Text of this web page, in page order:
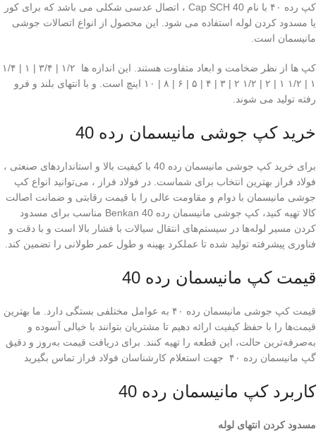
کپ رده ۴۰ با نام Cap SCH 40 ، اتصال عدسی شکلی می باشد که برای کور
یا مسدود کردن لوله استفاده می شود. این محصول از انواع اتصالات جوشی
مانیسمان است.
کپ ها از نظر ضخامت و ابعاد متفاوت هستند. این اندازه ها ۱/۲ | ۳/۴ | ۱ | ۱/۴
۱ | ۱/۲ ۱ | ۲ | ۱/۲ ۲ | ۳ | ۴ | ۵ | ۶ | ۸ | ۱۰ اینچ است. و با انتهای بلند و فرو
رفته تولید می شوند.
خرید کپ جوشی مانیسمان رده 40
برای خرید کپ جوشی مانیسمان رده 40 با کیفیت بالا و استانداردهای صنعتی ،
فولاد فراز بهترین انتخاب برای شماست. در فولاد فراز ، می‌توانید انواع کپ
جوشی مانیسمان با دوام و مقاومت عالی را با قیمت رقابتی و ضمانت اصالت
کالا تهیه کنید، کپ جوشی مانیسمان رده 40 Benkan مناسب برای مسدود
کردن مسیر لوله‌ها در سیستم‌های انتقال سیالات با فشار بالا است و با دقت و
فناوری پیشرفته تولید شده تا عملکرد بهینه و طول عمر طولانی را تضمین کند.
قیمت کپ مانیسمان رده 40
قیمت کپ جوشی مانیسمان رده ۴۰ به عوامل مختلفی بستگی دارد. ما بهترین
قیمت‌ها را با حفظ کیفیت ارائه دهیم تا مشتریان بتوانند با خیالی آسوده و
به‌صرفه‌ترین حالت، این قطعه را تهیه کنند. برای دریافت قیمت به‌روز و دقیق
گپ مانیسمان رده ۴۰ جهت استعلام کارشناسان فولاد فراز تماس بگیرید
کاربرد کپ مانیسمان رده 40
مسدود کردن انتهای لوله